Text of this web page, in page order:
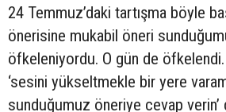
24 Temmuz’daki tartışma böyle
önerisine mukabil öneri
öfkeleniyordu. O gün de
‘sesini yükseltmekle bir yere
sunduğumuz öneriye cevap verin’